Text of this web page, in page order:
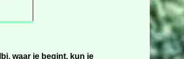
waar je begint, kun je